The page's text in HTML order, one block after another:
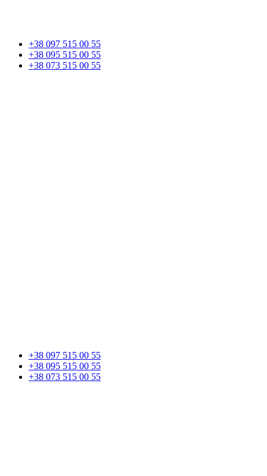
+38 097 515 00 55
+38 095 515 00 55
+38 073 515 00 55
+38 097 515 00 55
+38 095 515 00 55
+38 073 515 00 55